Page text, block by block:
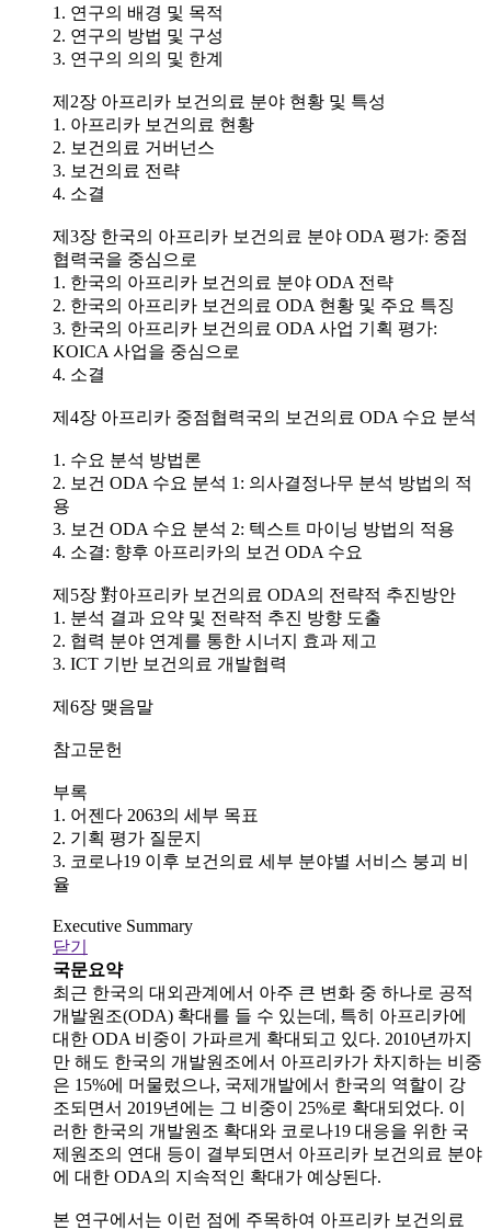
1. 연구의 배경 및 목적
2. 연구의 방법 및 구성
3. 연구의 의의 및 한계
제2장 아프리카 보건의료 분야 현황 및 특성
1. 아프리카 보건의료 현황
2. 보건의료 거버넌스
3. 보건의료 전략
4. 소결
제3장 한국의 아프리카 보건의료 분야 ODA 평가: 중점
협력국을 중심으로
1. 한국의 아프리카 보건의료 분야 ODA 전략
2. 한국의 아프리카 보건의료 ODA 현황 및 주요 특징
3. 한국의 아프리카 보건의료 ODA 사업 기획 평가:
KOICA 사업을 중심으로
4. 소결
제4장 아프리카 중점협력국의 보건의료 ODA 수요 분석
1. 수요 분석 방법론
2. 보건 ODA 수요 분석 1: 의사결정나무 분석 방법의 적
용
3. 보건 ODA 수요 분석 2: 텍스트 마이닝 방법의 적용
4. 소결: 향후 아프리카의 보건 ODA 수요
제5장 對아프리카 보건의료 ODA의 전략적 추진방안
1. 분석 결과 요약 및 전략적 추진 방향 도출
2. 협력 분야 연계를 통한 시너지 효과 제고
3. ICT 기반 보건의료 개발협력
제6장 맺음말
참고문헌
부록
1. 어젠다 2063의 세부 목표
2. 기획 평가 질문지
3. 코로나19 이후 보건의료 세부 분야별 서비스 붕괴 비
율
Executive Summary
닫기
국문요약
최근 한국의 대외관계에서 아주 큰 변화 중 하나로 공적
개발원조(ODA) 확대를 들 수 있는데, 특히 아프리카에
대한 ODA 비중이 가파르게 확대되고 있다. 2010년까지
만 해도 한국의 개발원조에서 아프리카가 차지하는 비중
은 15%에 머물렀으나, 국제개발에서 한국의 역할이 강
조되면서 2019년에는 그 비중이 25%로 확대되었다. 이
러한 한국의 개발원조 확대와 코로나19 대응을 위한 국
제원조의 연대 등이 결부되면서 아프리카 보건의료 분야
에 대한 ODA의 지속적인 확대가 예상된다.
본 연구에서는 이런 점에 주목하여 아프리카 보건의료